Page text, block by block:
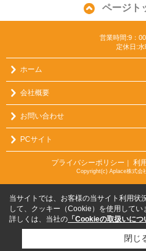
ページト
営業時間:9：
定休日:水
ホーム
会社概要
お問い合わせ
PCサイト
プライバシーポリシー ｜ 利
Copyright(c) Aplace株式会
当サイトでは、お客様の当サイト利用状
して、クッキー（Cookie）を使用してい
詳しくは、当社の 「Cookieの取扱いにつ
閉じ